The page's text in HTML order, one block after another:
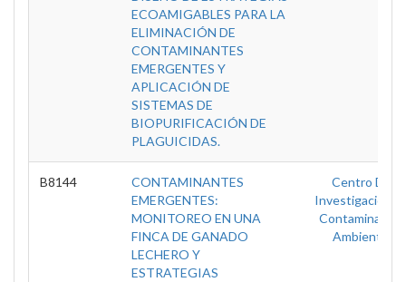
ECOAMIGABLES PARA LA
ELIMINACIÓN DE
CONTAMINANTES
EMERGENTES Y
APLICACIÓN DE
SISTEMAS DE
BIOPURIFICACIÓN DE
PLAGUICIDAS.
B8144
CONTAMINANTES
EMERGENTES:
MONITOREO EN UNA
FINCA DE GANADO
LECHERO Y
ESTRATEGIAS
Centro De
Investigación
Contaminacion
Ambiental